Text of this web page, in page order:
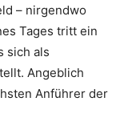
– nirgendwo
Tages tritt ein
sich als
Angeblich
Anführer der